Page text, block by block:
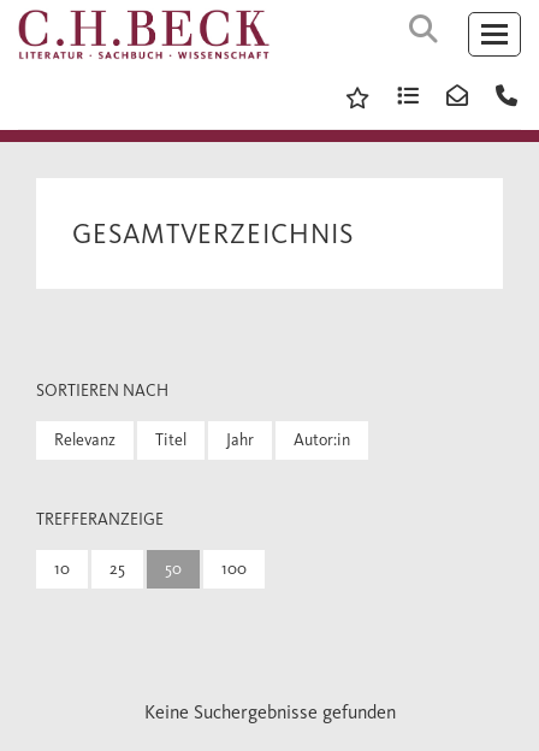
GESAMTVERZEICHNIS
SORTIEREN NACH
Relevanz Titel Jahr Autor:in
TREFFERANZEIGE
10 25 50 100
Keine Suchergebnisse gefunden